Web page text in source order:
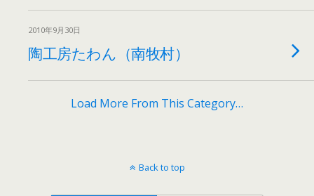
2010年9月30日
陶工房たわん（南牧村）
Load More From This Category…
Back to top